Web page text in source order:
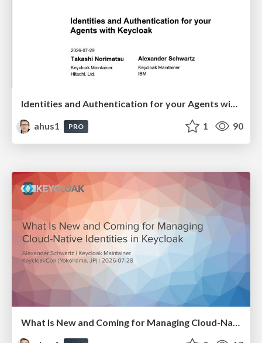
Identities and Authentication for your Agents with Keycloak
ahus1
PRO 1 90